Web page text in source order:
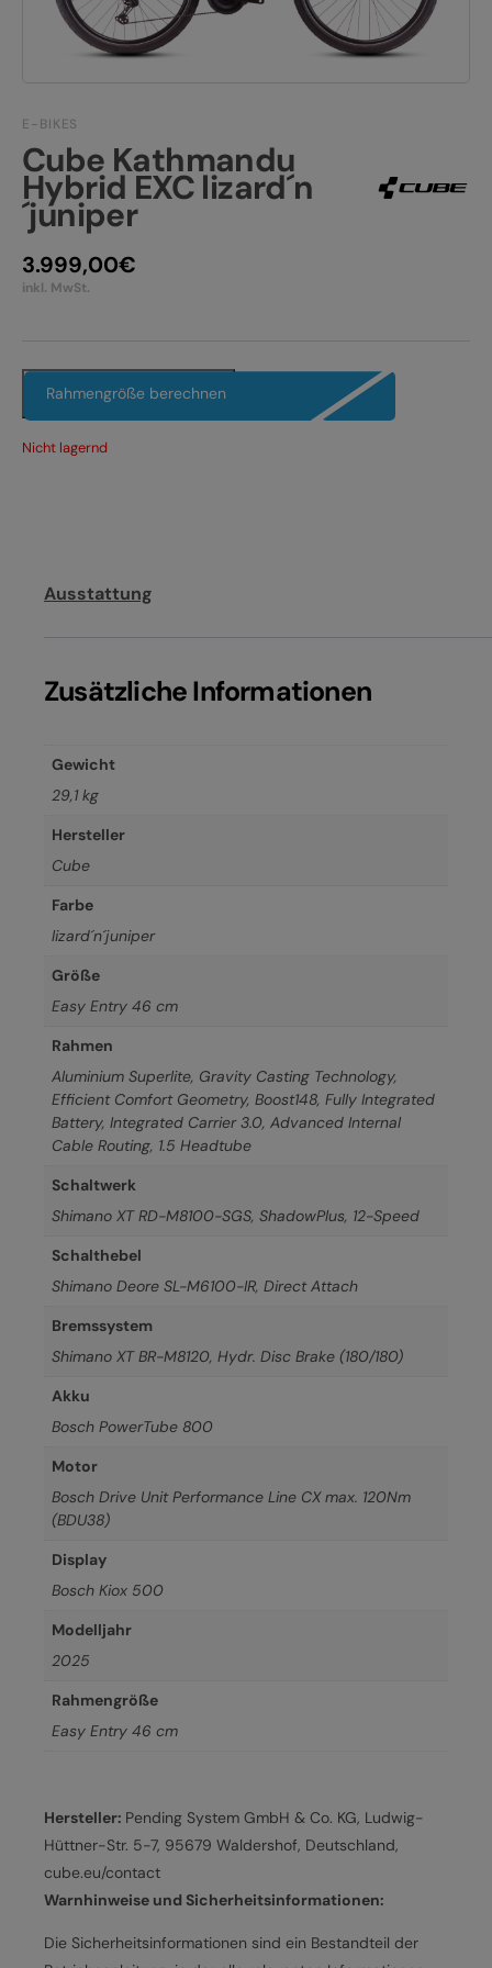
Alle entdecken
E-BIKE FULLY
E-BIKE TOUR
JOBS
PRODUKTRÜCKRUFE
E-BIKES
Cube Kathmandu
Hybrid EXC lizard´n
´juniper
3.999,00€
inkl. MwSt.
Rahmengröße berechnen
Nicht lagernd
Ausstattung
Zusätzliche Informationen
Gewicht
29,1 kg
Hersteller
Cube
Farbe
lizard´n´juniper
Größe
Easy Entry 46 cm
Rahmen
Aluminium Superlite, Gravity Casting Technology,
Efficient Comfort Geometry, Boost148, Fully Integrated
Battery, Integrated Carrier 3.0, Advanced Internal
Cable Routing, 1.5 Headtube
Schaltwerk
Shimano XT RD-M8100-SGS, ShadowPlus, 12-Speed
Schalthebel
Shimano Deore SL-M6100-IR, Direct Attach
Bremssystem
Shimano XT BR-M8120, Hydr. Disc Brake (180/180)
Akku
Bosch PowerTube 800
Motor
Bosch Drive Unit Performance Line CX max. 120Nm
(BDU38)
Display
Bosch Kiox 500
Modelljahr
2025
Rahmengröße
Easy Entry 46 cm
Hersteller: Pending System GmbH & Co. KG, Ludwig-
Hüttner-Str. 5-7, 95679 Waldershof, Deutschland,
cube.eu/contact
Warnhinweise und Sicherheitsinformationen:
Die Sicherheitsinformationen sind ein Bestandteil der